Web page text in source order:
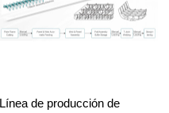
Línea de producción de